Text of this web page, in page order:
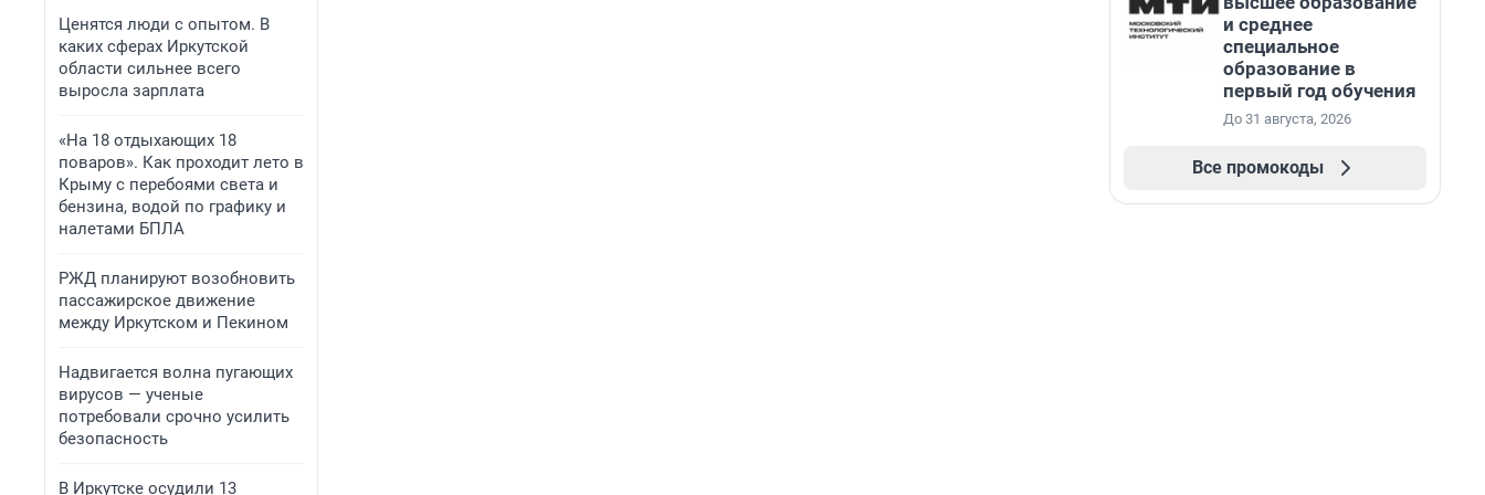
Ценятся люди с опытом. В
каких сферах Иркутской
области сильнее всего
выросла зарплата
«На 18 отдыхающих 18
поваров». Как проходит лето в
Крыму с перебоями света и
бензина, водой по графику и
налетами БПЛА
РЖД планируют возобновить
пассажирское движение
между Иркутском и Пекином
Надвигается волна пугающих
вирусов — ученые
потребовали срочно усилить
безопасность
В Иркутске осудили 13
и среднее
специальное
образование в
первый год обучения
До 31 августа, 2026
Все промокоды